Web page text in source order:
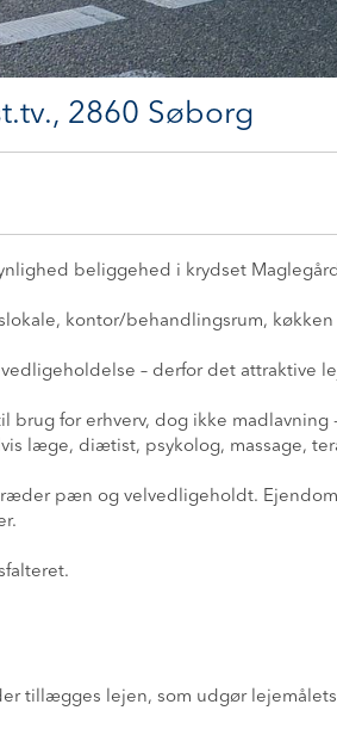
2860 Søborg
beliggehed i krydset
kontor/behandlingsrum,
– derfor det attraktive
brug for erhverv, dog ikke
læge, diætist, psykolog, massage,
pæn og velvedligeholdt.
tillægges lejen, som udgør